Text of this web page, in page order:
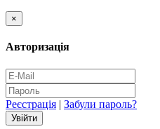
×
Авторизація
Реєстрація | Забули пароль?